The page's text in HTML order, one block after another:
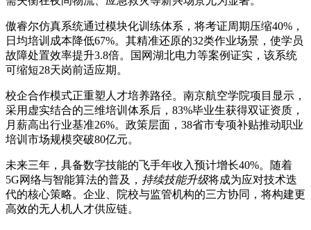
傲睿尔仿真系统通过模块化训练体系，将考证周期压缩40%，
日均培训成本降低67%。其精准还原的32类作业场景，使学员
故障处置效率提升3.8倍。国网湖北电力等案例证实，该系统
可缩短28天岗前适应期。
校企合作模式正重塑人才培养路径。南京航空学院项目显示，
采用虚实结合的三维培训体系后，83%毕业生获得双证资质，
月薪高出行业基准26%。政策层面，38省市专项补贴推动职业
培训市场规模突破80亿元。
未来三年，具备数字技能的飞手年收入预计增长40%。随着
5G网络与智能算法的普及， 持续技能升级将成为应对技术迭
代的核心策略。企业、院校与监管机构的三方协同，将构建更
高效的无人机人才供应链。